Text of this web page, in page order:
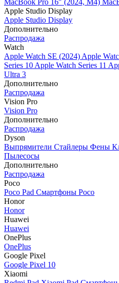
MacBook Pro 16″ (2024, M4)
Apple Studio Display
Apple Studio Display
Дополнительно
Распродажа
Watch
Apple Watch SE (2024) Apple
Series 10 Apple Watch Series 11
Ultra 3
Дополнительно
Распродажа
Vision Pro
Vision Pro
Дополнительно
Распродажа
Dyson
Выпрямители Стайлеры Фены
Пылесосы
Дополнительно
Распродажа
Poco
Poco Pad Смартфоны Poco
Honor
Honor
Huawei
Huawei
OnePlus
OnePlus
Google Pixel
Google Pixel 10
Xiaomi